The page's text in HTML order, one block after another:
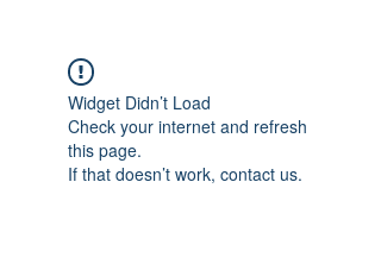
Widget Didn’t Load
Check your internet and refresh
this page.
If that doesn’t work, contact us.